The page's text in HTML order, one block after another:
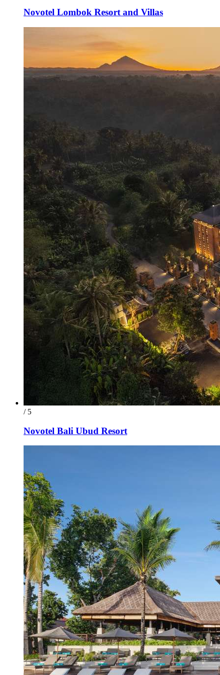
Novotel Lombok Resort and Villas
/ 5
Novotel Bali Ubud Resort